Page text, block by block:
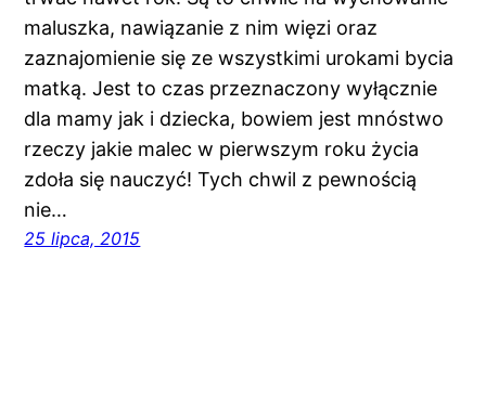
maluszka, nawiązanie z nim więzi oraz
zaznajomienie się ze wszystkimi urokami bycia
matką. Jest to czas przeznaczony wyłącznie
dla mamy jak i dziecka, bowiem jest mnóstwo
rzeczy jakie malec w pierwszym roku życia
zdoła się nauczyć! Tych chwil z pewnością
nie…
25 lipca, 2015